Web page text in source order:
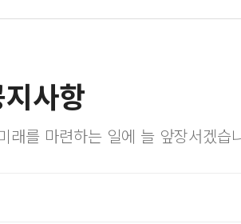
사항
래를 마련하는 일에 늘 앞장서겠습